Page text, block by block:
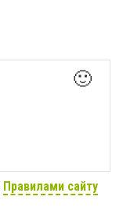
🙂
Правилами сайту